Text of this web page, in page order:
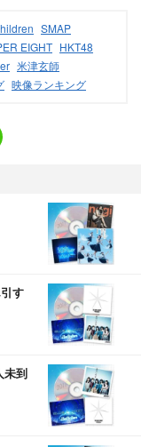
SMAP
EIGHT HKT48
米津玄師
映像ランキング
す
未到